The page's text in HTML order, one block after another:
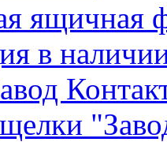
ящичная
в